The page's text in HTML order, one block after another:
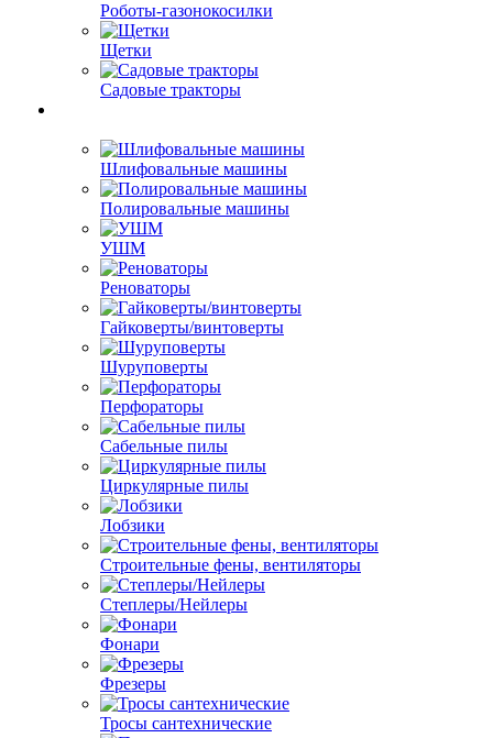
Роботы-газонокосилки
Щетки
Садовые тракторы
Шлифовальные машины
Полировальные машины
УШМ
Реноваторы
Гайковерты/винтоверты
Шуруповерты
Перфораторы
Сабельные пилы
Циркулярные пилы
Лобзики
Строительные фены, вентиляторы
Степлеры/Нейлеры
Фонари
Фрезеры
Тросы сантехнические